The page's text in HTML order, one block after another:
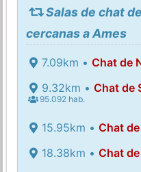
Salas de chat
cercanas a Ames
7.09km • Chat de
9.32km • Chat de
95.092 hab.
15.95km • Chat
18.38km • Chat